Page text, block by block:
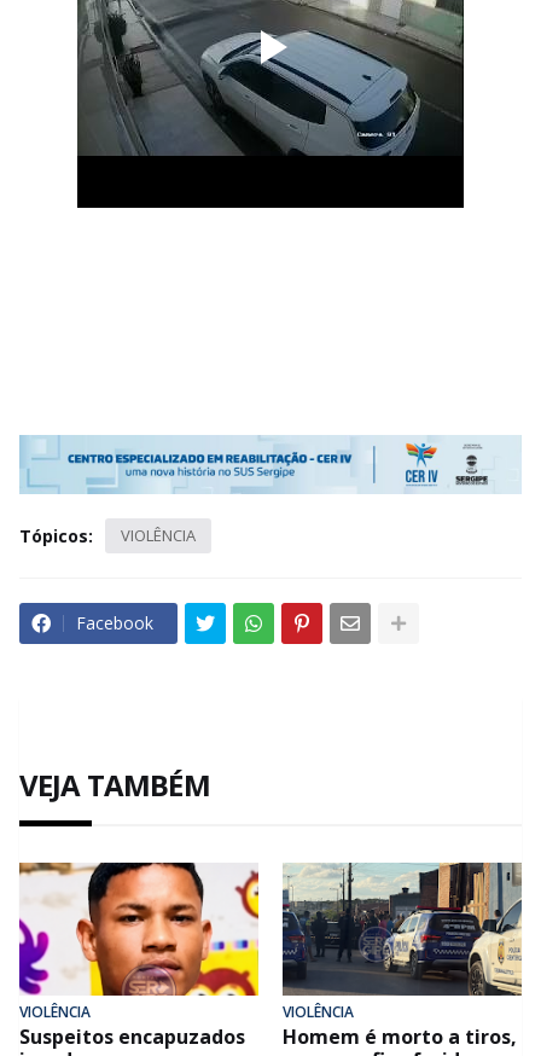
Tópicos: VIOLÊNCIA
Facebook
VEJA TAMBÉM
VIOLÊNCIA
Suspeitos encapuzados
VIOLÊNCIA
Homem é morto a tiros,